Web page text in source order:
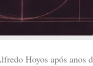
Hoyos após anos